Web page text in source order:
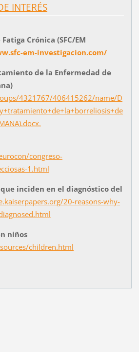
INTERÉS
Crónica (SFC/EM
em-investigacion.com/
de la Enfermedad de
4321767/406415262/name/D
congreso-
1.html
inciden en el diagnóstico del
20-reasons-why-
niños
children.html